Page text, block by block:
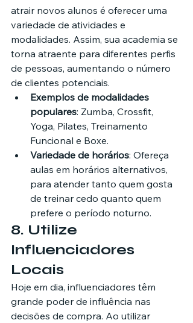
atrair novos alunos é oferecer uma
variedade de atividades e
modalidades. Assim, sua academia se
torna atraente para diferentes perfis
de pessoas, aumentando o número
de clientes potenciais.
Exemplos de modalidades
populares: Zumba, Crossfit,
Yoga, Pilates, Treinamento
Funcional e Boxe.
Variedade de horários: Ofereça
aulas em horários alternativos,
para atender tanto quem gosta
de treinar cedo quanto quem
prefere o período noturno.
8. Utilize
Influenciadores
Locais
Hoje em dia, influenciadores têm
grande poder de influência nas
decisões de compra. Ao utilizar